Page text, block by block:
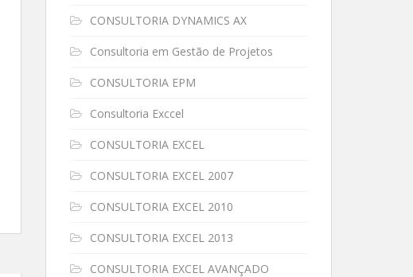
CONSULTORIA DYNAMICS AX
Consultoria em Gestão de Projetos
CONSULTORIA EPM
Consultoria Exccel
CONSULTORIA EXCEL
CONSULTORIA EXCEL 2007
CONSULTORIA EXCEL 2010
CONSULTORIA EXCEL 2013
CONSULTORIA EXCEL AVANÇADO